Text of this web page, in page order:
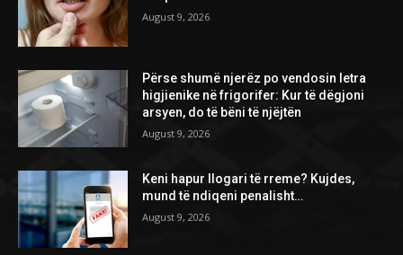
August 9, 2026
Përse shumë njerëz po vendosin letra
higjienike në frigorifer: Kur të dëgjoni
arsyen, do të bëni të njëjtën
August 9, 2026
Keni hapur llogari të rreme? Kujdes,
mund të ndiqeni penalisht…
August 9, 2026